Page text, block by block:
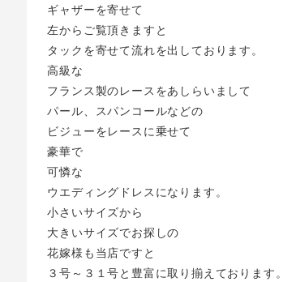
ギャザーを寄せて
左からご覧頂きますと
タックを寄せて流れを出しております。
高級な
フランス製のレースをあしらいまして
パール、スパンコールなどの
ビジューをレースに乗せて
豪華で
可憐な
ウエディングドレスになります。
小さいサイズから
大きいサイズでお探しの
花嫁様も当店ですと
３号～３１号と豊富に取り揃えております。